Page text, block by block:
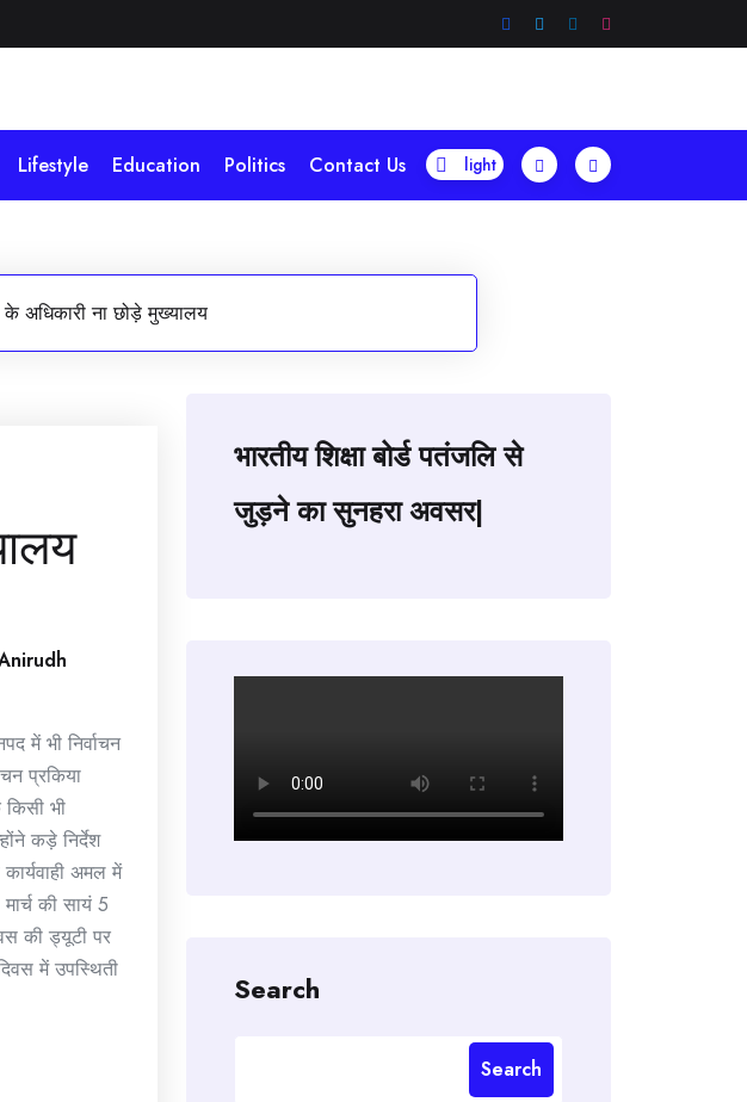
Lifestyle Education Politics Contact Us
के अधिकारी ना छोड़े मुख्यालय
में भी निर्वाचन
प्रकिया
भी
कड़े निर्देश
अमल में
की सायं 5
की ड्यूटी पर
में उपस्थिती
भारतीय शिक्षा बोर्ड पतंजलि से
जुड़ने का सुनहरा अवसर|
Search
Search